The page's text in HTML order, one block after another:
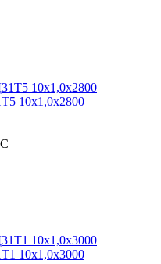
10х1,0х2800
10х1,0х3000